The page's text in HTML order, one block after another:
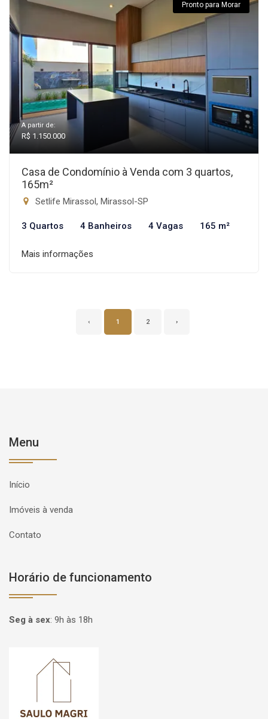
Pronto para Morar
A partir de:
R$ 1.150.000
Casa de Condomínio à Venda com 3 quartos,
165m²
Setlife Mirassol, Mirassol-SP
3 Quartos 4 Banheiros 4 Vagas 165 m²
Mais informações
‹ 1 2 ›
Menu
Início
Imóveis à venda
Contato
Horário de funcionamento
Seg à sex: 9h às 18h
Página inicial